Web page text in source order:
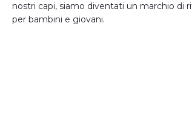
nostri capi, siamo diventati un marchio di
per bambini e giovani.